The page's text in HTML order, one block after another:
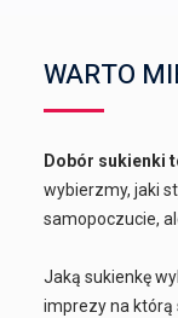
WARTO
Dobór sukienki
wybierzmy, jaki
samopoczucie,
Jaką sukienkę
imprezy na którą